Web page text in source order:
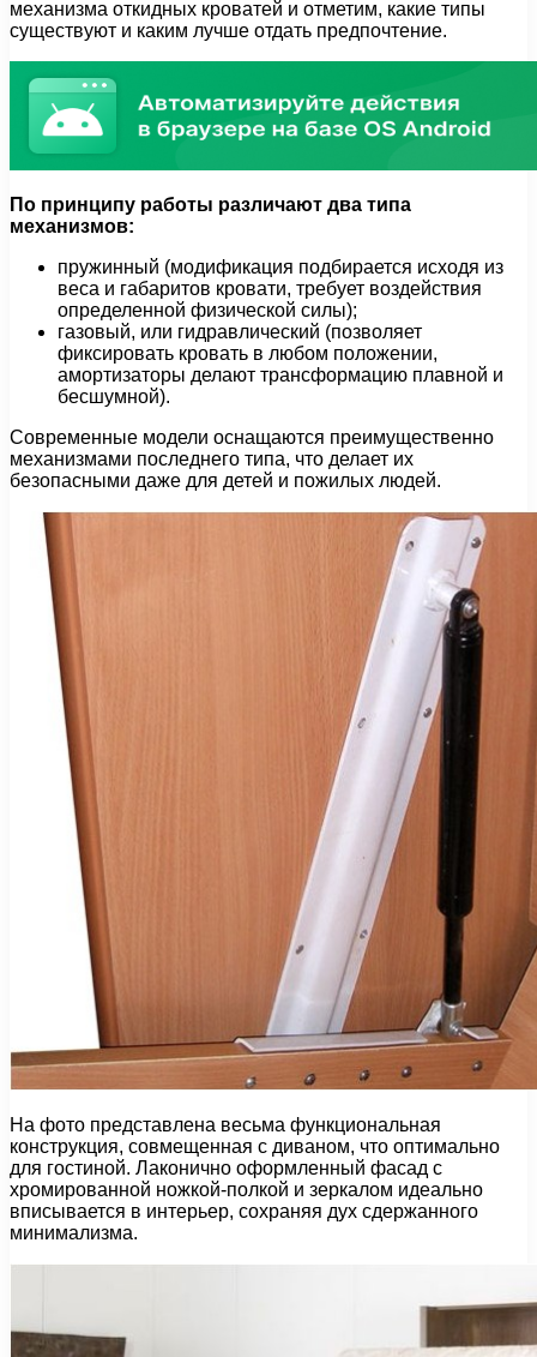
механизма откидных кроватей и отметим, какие типы
существуют и каким лучше отдать предпочтение.
По принципу работы различают два типа
механизмов:
пружинный (модификация подбирается исходя из
веса и габаритов кровати, требует воздействия
определенной физической силы);
газовый, или гидравлический (позволяет
фиксировать кровать в любом положении,
амортизаторы делают трансформацию плавной и
бесшумной).
Современные модели оснащаются преимущественно
механизмами последнего типа, что делает их
безопасными даже для детей и пожилых людей.
На фото представлена весьма функциональная
конструкция, совмещенная с диваном, что оптимально
для гостиной. Лаконично оформленный фасад с
хромированной ножкой-полкой и зеркалом идеально
вписывается в интерьер, сохраняя дух сдержанного
минимализма.